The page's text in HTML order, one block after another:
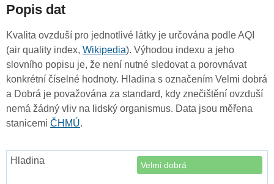
Popis dat
Kvalita ovzduší pro jednotlivé látky je určována podle AQI
(air quality index, Wikipedia). Výhodou indexu a jeho
slovního popisu je, že není nutné sledovat a porovnávat
konkrétní číselné hodnoty. Hladina s označením Velmi dobrá
a Dobrá je považována za standard, kdy znečištění ovzduší
nemá žádný vliv na lidský organismus. Data jsou měřena
stanicemi ČHMÚ.
Velmi dobrá